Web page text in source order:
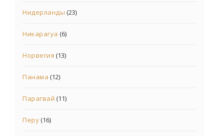
Нидерланды (23)
Никарагуа (6)
Норвегия (13)
Панама (12)
Парагвай (11)
Перу(16)